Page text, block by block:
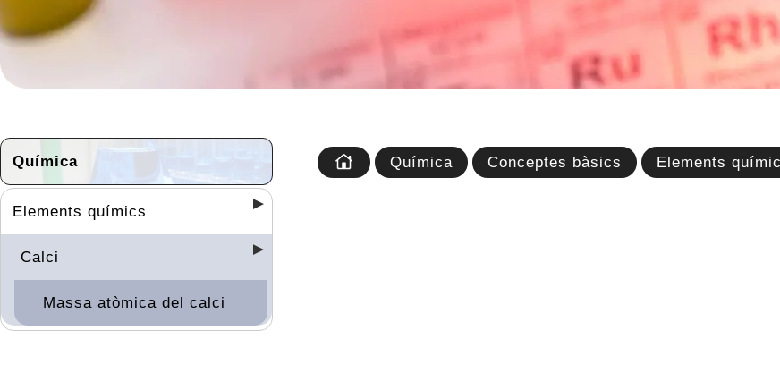
Química
Elements químics
Calci
Massa atòmica del calci
Química Conceptes bàsics Elements